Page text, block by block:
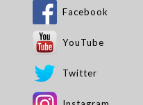
Facebook
YouTube
Twitter